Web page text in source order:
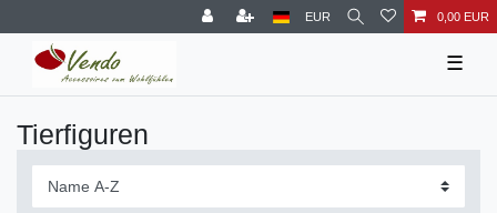
EUR 0,00 EUR
☰
Tierfiguren